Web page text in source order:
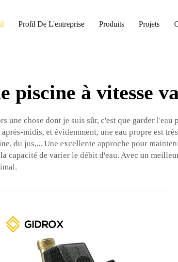
Profil De L'entreprise Produits Projets
piscine à vitesse
une chose dont je suis sûr, c'est que garder
midis, et évidemment, une eau propre est
du jus,... Une excellente approche pour
capacité de varier le débit d'eau. Avec un